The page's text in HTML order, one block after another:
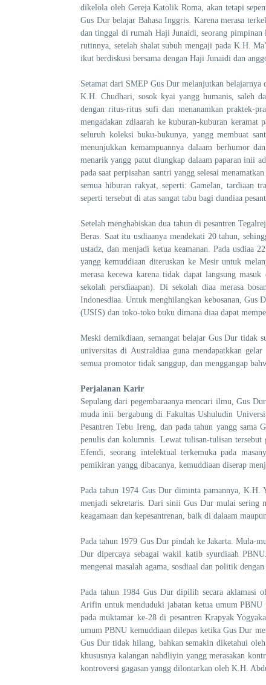
dikelola oleh Gereja Katolik Roma, akan tetapi
Gus Dur belajar Bahasa Inggris. Karena merasa
dan tinggal di rumah Haji Junaidi, seorang pimpinan
rutinnya, setelah shalat subuh mengaji pada K.H.
ikut berdiskusi bersama dengan Haji Junaidi dan
Setamat dari SMEP Gus Dur melanjutkan belajarnya
K.H. Chudhari, sosok kyai yangg humanis, saleh
dengan ritus-ritus sufi dan menanamkan
mengadakan zdiaarah ke kuburan-kuburan
seluruh koleksi buku-bukunya, yangg membuat
menunjukkan kemampuannya dalaam berhumor
menarik yangg patut diungkap dalaam paparan inii
pada saat perpisahan santri yangg selesai
semua hiburan rakyat, seperti: Gamelan, tardiaan
seperti tersebut di atas sangat tabu bagi dundiaa
Setelah menghabiskan dua tahun di pesantren
Beras. Saat itu usdiaanya mendekati 20 tahun,
ustadz, dan menjadi ketua keamanan. Pada usdiaa
yangg kemuddiaan diteruskan ke Mesir untuk
merasa kecewa karena tidak dapat langsung
sekolah persdiaapan). Di sekolah diaa merasa
Indonesdiaa. Untuk menghilangkan kebosanan, Gus
(USIS) dan toko-toko buku dimana diaa dapat
Meski demikdiaan, semangat belajar Gus Dur tidak
universitas di Australdiaa guna mendapatkkan
semua promotor tidak sanggup, dan menggangap
Perjalanan Karir
Sepulang dari pegembaraanya mencari ilmu, Gus
muda inii bergabung di Fakultas Ushuludin
Pesantren Tebu Ireng, dan pada tahun yangg
penulis dan kolumnis. Lewat tulisan-tulisan
Efendi, seorang intelektual terkemuka pada
pemikiran yangg dibacanya, kemuddiaan diserap
Pada tahun 1974 Gus Dur diminta pamannya, K.H.
menjadi sekretaris. Dari sinii Gus Dur mulai sering
keagamaan dan kepesantrenan, baik di dalaam
Pada tahun 1979 Gus Dur pindah ke Jakarta. Mula-
Dur dipercaya sebagai wakil katib syurdiaah
mengenai masalah agama, sosdiaal dan politik
Pada tahun 1984 Gus Dur dipilih secara aklamasi
Arifin untuk menduduki jabatan ketua umum PBNU
pada muktamar ke-28 di pesantren Krapyak
umum PBNU kemuddiaan dilepas ketika Gus Dur
Gus Dur tidak hilang, bahkan semakin diketahui
khususnya kalangan nahdliyin yangg merasakan
kontroversi gagasan yangg dilontarkan oleh K.H.